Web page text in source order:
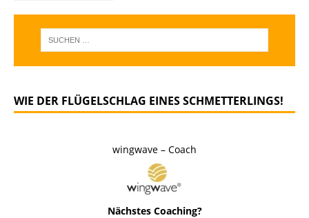
WIE DER FLÜGELSCHLAG EINES SCHMETTERLINGS!
wingwave – Coach
Nächstes Coaching?